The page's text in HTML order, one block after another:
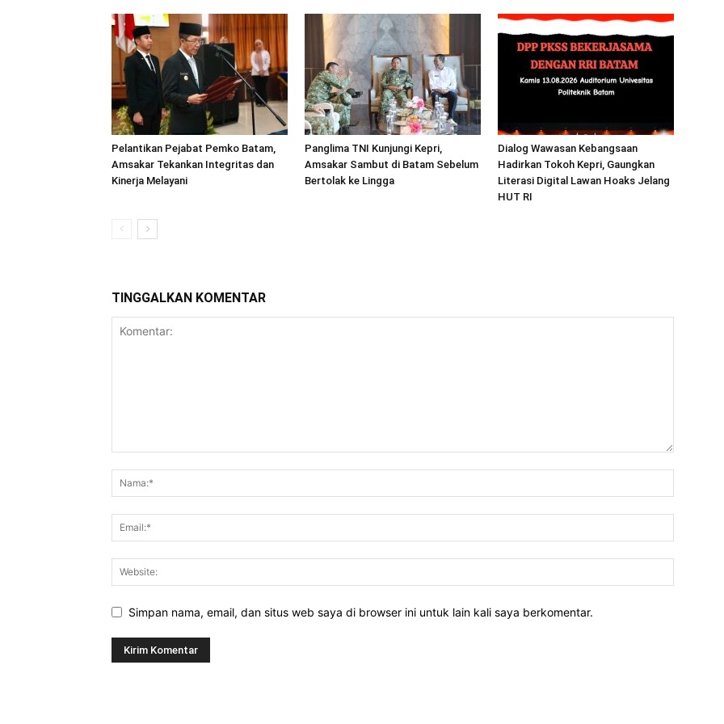
Pelantikan Pejabat Pemko Batam,
Amsakar Tekankan Integritas dan
Kinerja Melayani
Panglima TNI Kunjungi Kepri,
Amsakar Sambut di Batam Sebelum
Bertolak ke Lingga
Dialog Wawasan Kebangsaan
Hadirkan Tokoh Kepri, Gaungkan
Literasi Digital Lawan Hoaks Jelang
HUT RI
TINGGALKAN KOMENTAR
Simpan nama, email, dan situs web saya di browser ini untuk lain kali saya berkomentar.